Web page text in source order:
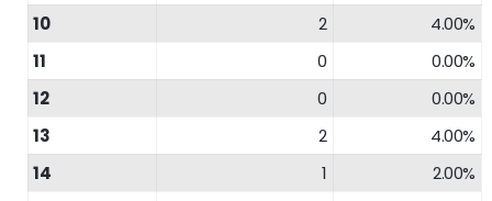
10
2
4.00%
11
0
0.00%
12
0
0.00%
13
2
4.00%
14
1
2.00%